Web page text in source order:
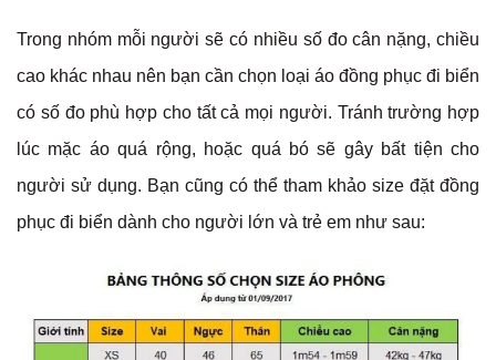
Trong nhóm mỗi người sẽ có nhiều số đo cân nặng, chiều
cao khác nhau nên bạn cần chọn loại áo đồng phục đi biển
có số đo phù hợp cho tất cả mọi người. Tránh trường hợp
lúc mặc áo quá rộng, hoặc quá bó sẽ gây bất tiện cho
người sử dụng. Bạn cũng có thể tham khảo size đặt đồng
phục đi biển dành cho người lớn và trẻ em như sau: